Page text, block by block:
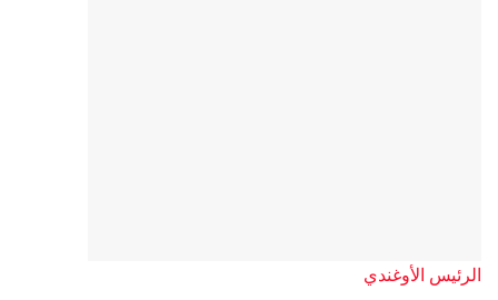
الرئيس الأوغندي